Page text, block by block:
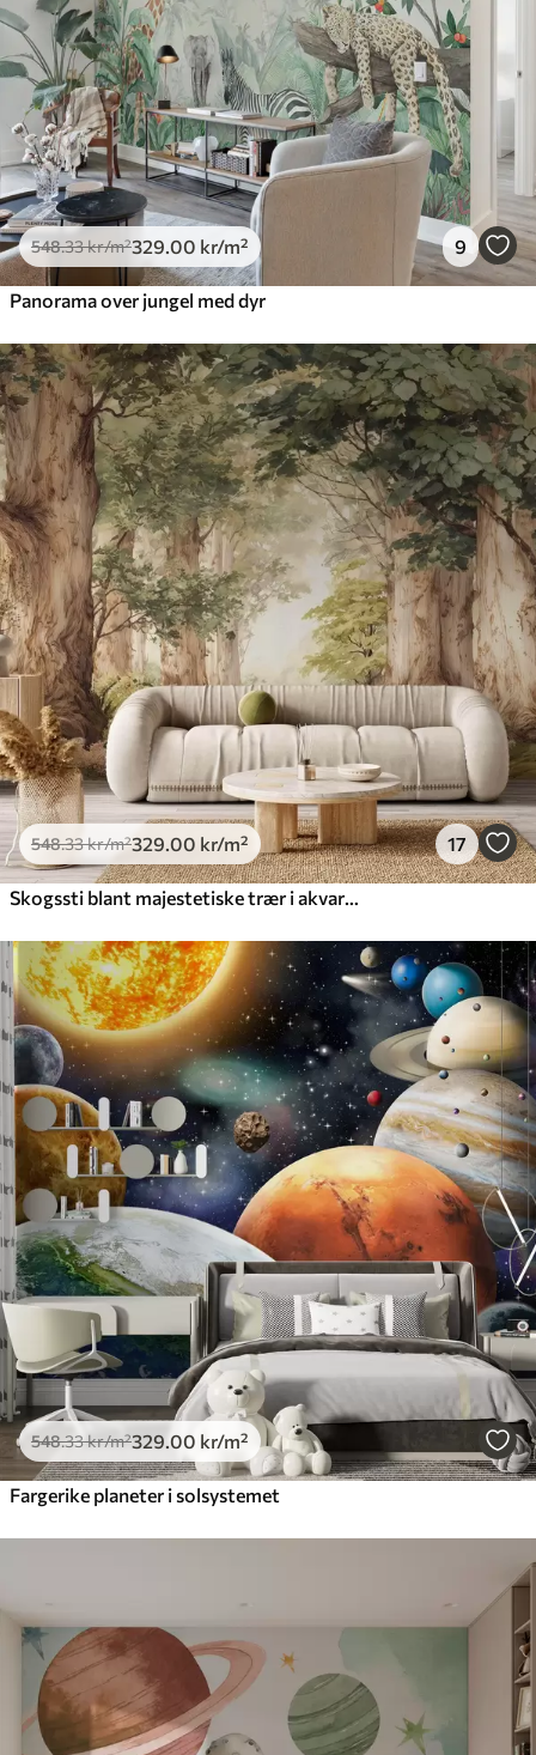
548.33kr/m²329 .00 kr/m² 9
Panorama over jungel med dyr
548.33kr/m²329 .00 kr/m² 17
548.33kr/m²329 .00 kr/m²
Fargerike planeter i solsystemet